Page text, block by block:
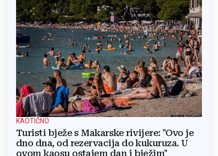
KAOTIČNO
Turisti bježe s Makarske rivijere: "Ovo je
dno dna, od rezervacija do kukuruza. U
ovom kaosu ostajem dan i bježim"